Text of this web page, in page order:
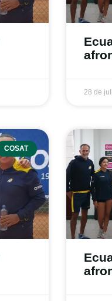
28 de
COSAT